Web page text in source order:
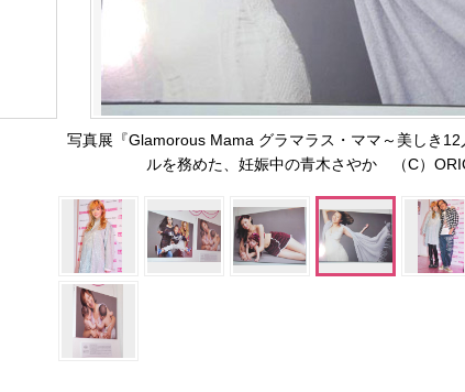
写真展『Glamorous Mama グラマラス・ママ～美しき
ルを務めた、妊娠中の青木さやか （C）